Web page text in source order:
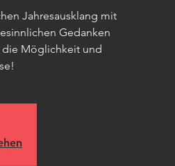
Jahresausklang mit
Gedanken
die Möglichkeit und